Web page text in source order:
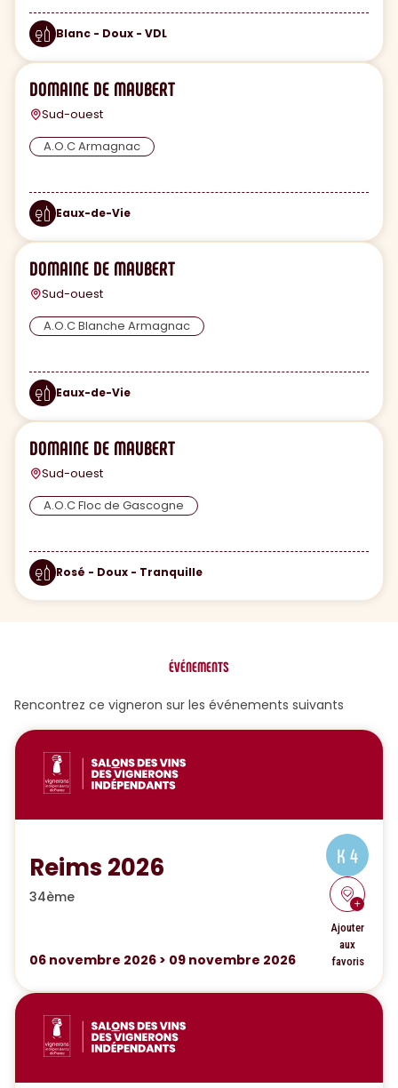
Blanc - Doux - VDL
DOMAINE DE MAUBERT
Sud-ouest
A.O.C Armagnac
Eaux-de-Vie
DOMAINE DE MAUBERT
Sud-ouest
A.O.C Blanche Armagnac
Eaux-de-Vie
DOMAINE DE MAUBERT
Sud-ouest
A.O.C Floc de Gascogne
Rosé - Doux - Tranquille
ÉVÉNEMENTS
Rencontrez ce vigneron sur les événements suivants
Reims 2026
34ème
06 novembre 2026 > 09 novembre 2026
K 4
Ajouter
aux
favoris